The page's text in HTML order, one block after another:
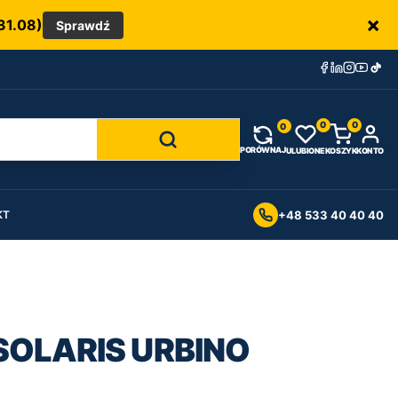
Sprawdź ×
PORÓWNAJ
0
ULUBIONE
0
KOSZYK
0
KONTO
+48 533 40 40 40
URBINO